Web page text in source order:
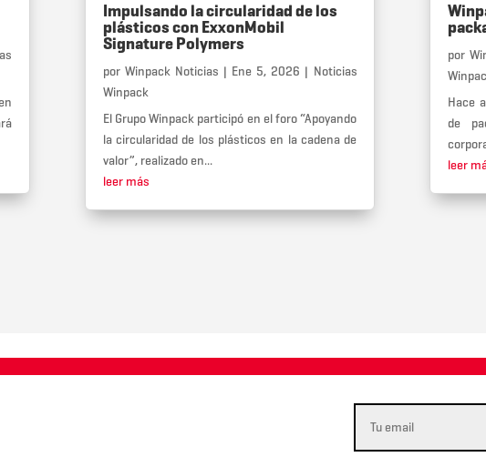
Impulsando la circularidad de los
plásticos con ExxonMobil
Signature Polymers
por Winpack Noticias | Ene 5, 2026 | Noticias
Winpack
El Grupo Winpack participó en el foro “Apoyando
la circularidad de los plásticos en la cadena de
valor”, realizado en...
leer más
por
Hace
de
leer